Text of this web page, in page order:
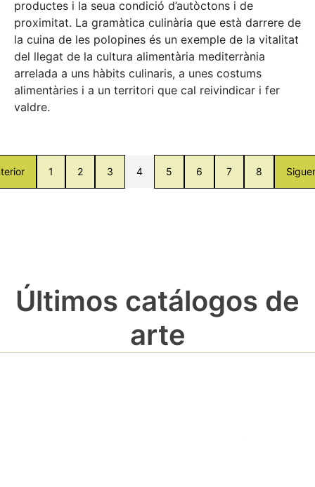
productes i la seua condició d’autòctons i de
proximitat. La gramàtica culinària que està darrere de
la cuina de les polopines és un exemple de la vitalitat
del llegat de la cultura alimentària mediterrània
arrelada a uns hàbits culinaris, a unes costums
alimentàries i a un territori que cal reivindicar i fer
valdre.
1 2 3 4 5 6 7 8
Últimos catálogos de
arte